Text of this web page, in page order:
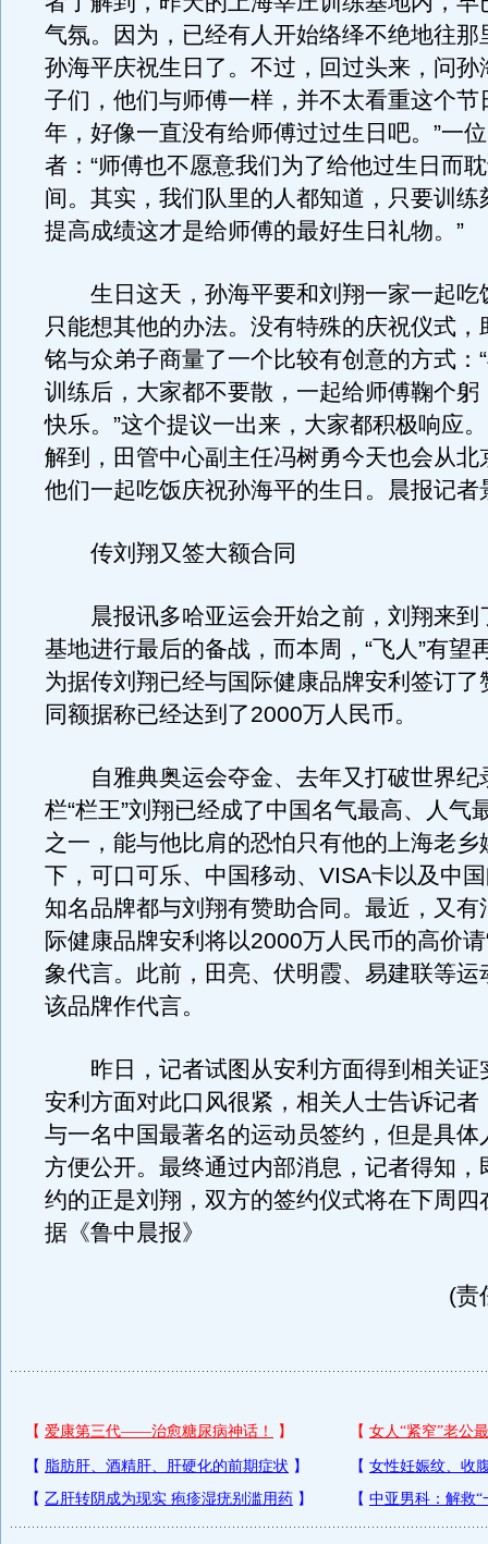
气氛。因为，已经有人开始络绎不绝地往那
孙海平庆祝生日了。不过，回过头来，问孙
子们，他们与师傅一样，并不太看重这个节
年，好像一直没有给师傅过过生日吧。”一
者：“师傅也不愿意我们为了给他过生日而
间。其实，我们队里的人都知道，只要训练
提高成绩这才是给师傅的最好生日礼物。”
生日这天，孙海平要和刘翔一家一起吃
只能想其他的办法。没有特殊的庆祝仪式，
铭与众弟子商量了一个比较有创意的方式：
训练后，大家都不要散，一起给师傅鞠个躬
快乐。”这个提议一出来，大家都积极响应
解到，田管中心副主任冯树勇今天也会从北
他们一起吃饭庆祝孙海平的生日。晨报记者
传刘翔又签大额合同
晨报讯多哈亚运会开始之前，刘翔来到
基地进行最后的备战，而本周，“飞人”有望
为据传刘翔已经与国际健康品牌安利签订了
同额据称已经达到了2000万人民币。
自雅典奥运会夺金、去年又打破世界纪
栏“栏王”刘翔已经成了中国名气最高、人气
之一，能与他比肩的恐怕只有他的上海老乡
下，可口可乐、中国移动、VISA卡以及中
知名品牌都与刘翔有赞助合同。最近，又有
际健康品牌安利将以2000万人民币的高价请
象代言。此前，田亮、伏明霞、易建联等运
该品牌作代言。
昨日，记者试图从安利方面得到相关证
安利方面对此口风很紧，相关人士告诉记者
与一名中国最著名的运动员签约，但是具体
方便公开。最终通过内部消息，记者得知，
约的正是刘翔，双方的签约仪式将在下周四
据《鲁中晨报》
(责